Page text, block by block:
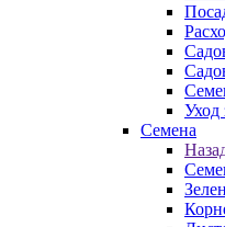
Уход
Семена